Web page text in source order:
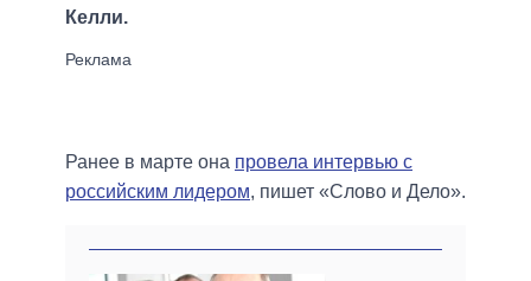
Келли.
Ранее в марте она провела интервью с
российским лидером, пишет «Слово и Дело».